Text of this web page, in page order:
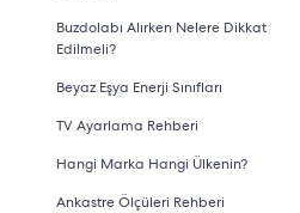
Buzdolabı Alırken Nelere Dikkat
Edilmeli?
Beyaz Eşya Enerji Sınıfları
TV Ayarlama Rehberi
Hangi Marka Hangi Ülkenin?
Ankastre Ölçüleri Rehberi